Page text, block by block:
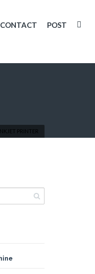
CONTACT POST
PRINTER